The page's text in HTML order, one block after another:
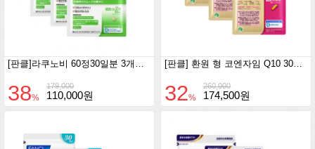
[판클]라쿠노비 60정30일분 3개세트
179,000
38% 110,000원
[판클] 환원 형 코엔자임 Q10 30일분 90정 3개세트
260,000
32% 174,500원